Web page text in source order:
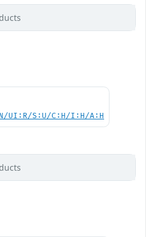
UI:R/S:U/C:H/I:H/A:H